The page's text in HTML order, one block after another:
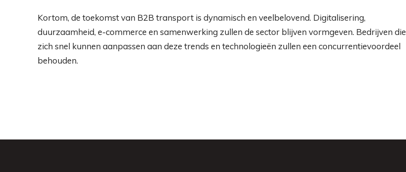
Kortom, de toekomst van B2B transport is dynamisch en veelbelovend. Digitalisering,
duurzaamheid, e-commerce en samenwerking zullen de sector blijven vormgeven. Bedrijven die
zich snel kunnen aanpassen aan deze trends en technologieën zullen een concurrentievoordeel
behouden.